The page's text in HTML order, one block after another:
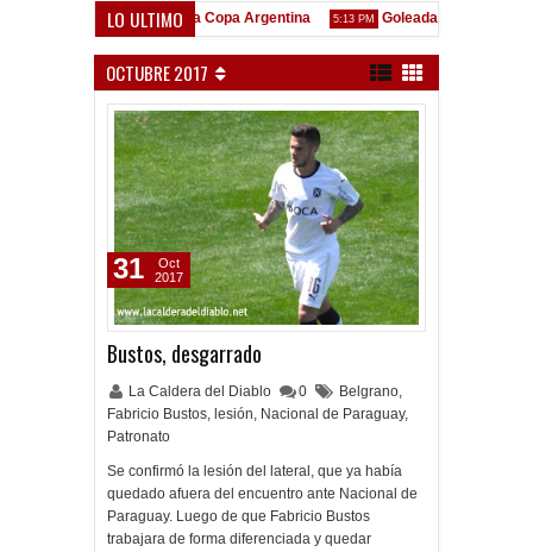
LO ULTIMO
Todo confirmado en la Copa Argentina 5:13 PM
Goleada histórica de la
OCTUBRE 2017
Bustos, desgarrado
La Caldera del Diablo 0 Belgrano,
Fabricio Bustos, lesión, Nacional de Paraguay,
Patronato
Se confirmó la lesión del lateral, que ya había
quedado afuera del encuentro ante Nacional de
Paraguay. Luego de que Fabricio Bustos
trabajara de forma diferenciada y quedar
31
Oct
2017